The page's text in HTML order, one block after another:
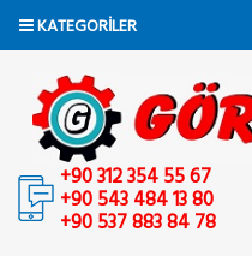
KATEGORILER
+90 312 354 55 67
+90 543 484 13 80
+90 537 883 84 78